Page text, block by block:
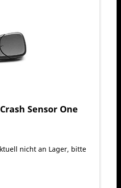
Sensor One
nicht an Lager, bitte